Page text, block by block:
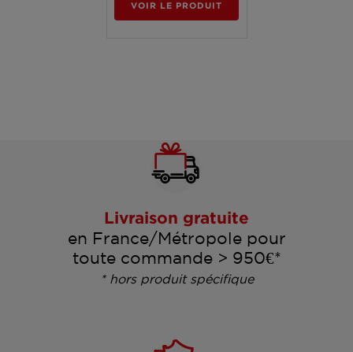
VOIR LE PRODUIT
Livraison gratuite
en France/Métropole pour
toute commande > 950€*
* hors produit spécifique